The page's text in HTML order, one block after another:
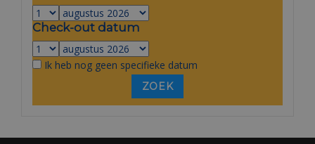
Check-out datum
Ik heb nog geen specifieke datum